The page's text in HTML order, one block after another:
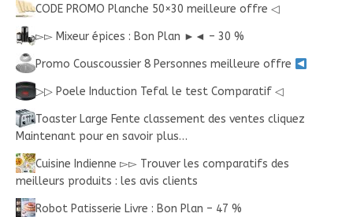
CODE PROMO Planche 50×30 meilleure offre ◁
▻▻ Mixeur épices : Bon Plan ►◄ – 30 %
Promo Couscoussier 8 Personnes meilleure offre
▷▷ Poele Induction Tefal le test Comparatif ◁
Toaster Large Fente classement des ventes cliquez
Maintenant pour en savoir plus…
Cuisine Indienne ▻▻ Trouver les comparatifs des
meilleurs produits : les avis clients
Robot Patisserie Livre : Bon Plan – 47 %